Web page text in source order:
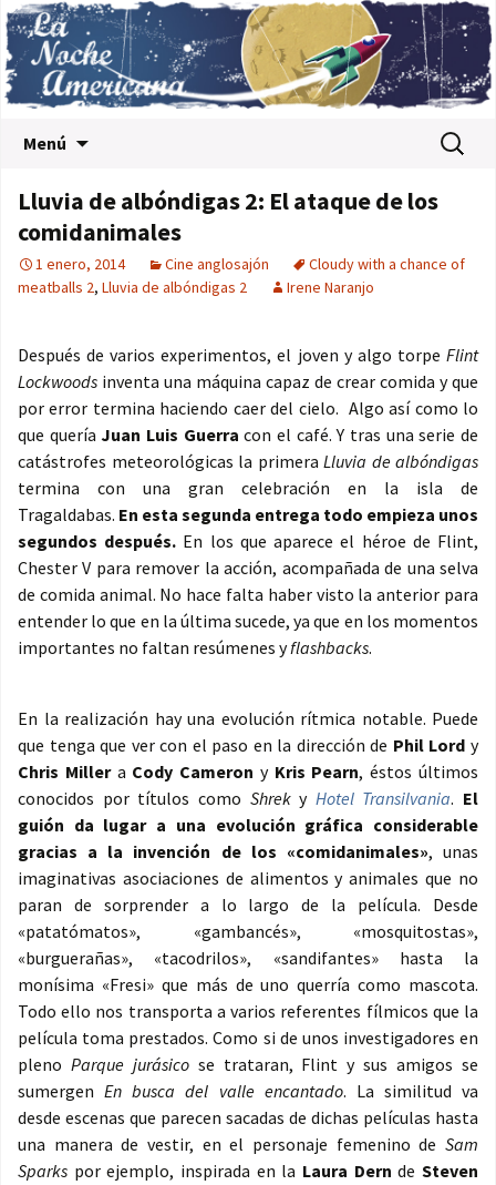
Menú Buscar:
Lluvia de albóndigas 2: El ataque de los
comidanimales
1 enero, 2014 Cine anglosajón
Cloudy with a chance of
meatballs 2, Lluvia de albóndigas 2 Irene Naranjo
Después de varios experimentos, el joven y algo torpe Flint
Lockwoods inventa una máquina capaz de crear comida y que
por error termina haciendo caer del cielo. Algo así como lo
que queríaJuan Luis Guerracon el café. Y tras una serie de
catástrofes meteorológicas la primera Lluvia de albóndigas
termina con una gran celebración en la isla de
Tragaldabas. En esta segunda entrega todo empieza unos
segundos después. En los que aparece el héroe de Flint,
Chester V para remover la acción, acompañada de una selva
de comida animal. No hace falta haber visto la anterior para
entender lo que en la última sucede, ya que en los momentos
importantes no faltan resúmenes yflashbacks.
En la realización hay una evolución rítmica notable. Puede
que tenga que ver con el paso en la dirección de Phil Lord y
Chris Millera Cody Cameron yKris Pearn, éstos últimos
conocidos por títulos como Shreky Hotel Transilvania. El
guión da lugar a una evolución gráfica considerable
gracias a la invención de los «comidanimales», unas
imaginativas asociaciones de alimentos y animales que no
paran de sorprender a lo largo de la película. Desde
«patatómatos», «gambancés», «mosquitostas»,
«burguerañas», «tacodrilos», «sandifantes» hasta la
monísima «Fresi» que más de uno querría como mascota.
Todo ello nos transporta a varios referentes fílmicos que la
película toma prestados. Como si de unos investigadores en
pleno Parque jurásicose trataran, Flint y sus amigos se
sumergenEn busca del valle encantado. La similitud va
desde escenas que parecen sacadas de dichas películas hasta
una manera de vestir, en el personaje femenino de Sam
Sparks por ejemplo, inspirada en la Laura Dern deSteven